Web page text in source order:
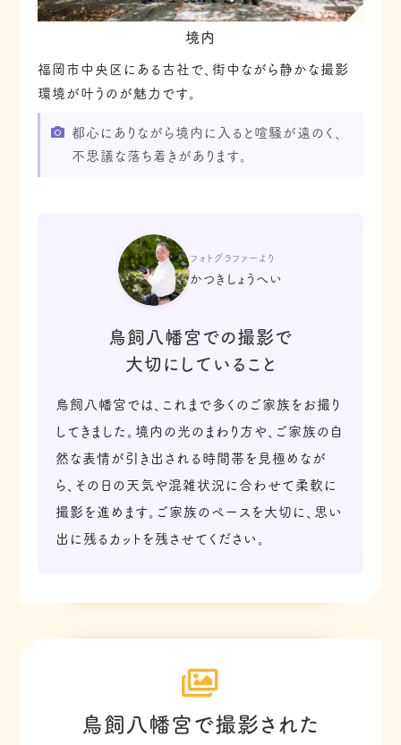
境内
福岡市中央区にある古社で、街中ながら静かな撮影
環境が叶うのが魅力です。
都心にありながら境内に入ると喧騒が遠のく、
不思議な落ち着きがあります。
フォトグラファーより
かつきしょうへい
鳥飼八幡宮での撮影で
大切にしていること
鳥飼八幡宮では、これまで多くのご家族をお撮り
してきました。境内の光のまわり方や、ご家族の自
然な表情が引き出される時間帯を見極めなが
ら、その日の天気や混雑状況に合わせて柔軟に
撮影を進めます。ご家族のペースを大切に、思い
出に残るカットを残させてください。
鳥飼八幡宮で撮影された